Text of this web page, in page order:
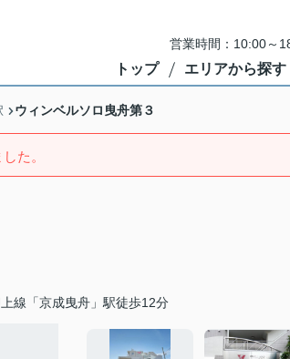
営業時間：10:00～
トップ エリアから探す
ウィンベルソロ曳舟第３
た。
線「京成曳舟」駅徒歩12分